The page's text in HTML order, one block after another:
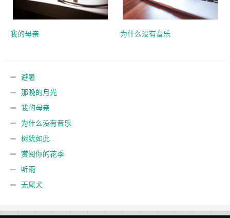
我的母亲 为什么没有音乐
避暑
那晚的月光
我的母亲
为什么没有音乐
树犹如此
赏阅你的花季
听雨
无尾犬